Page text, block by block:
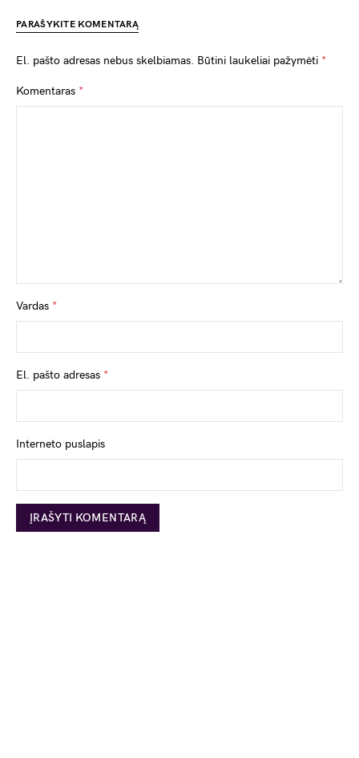
PARAŠYKITE KOMENTARĄ
El. pašto adresas nebus skelbiamas. Būtini laukeliai pažymėti *
Komentaras *
Vardas *
El. pašto adresas *
Interneto puslapis